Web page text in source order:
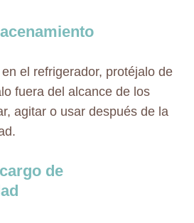
el refrigerador, protéjalo de
fuera del alcance de los
agitar o usar después de la
de